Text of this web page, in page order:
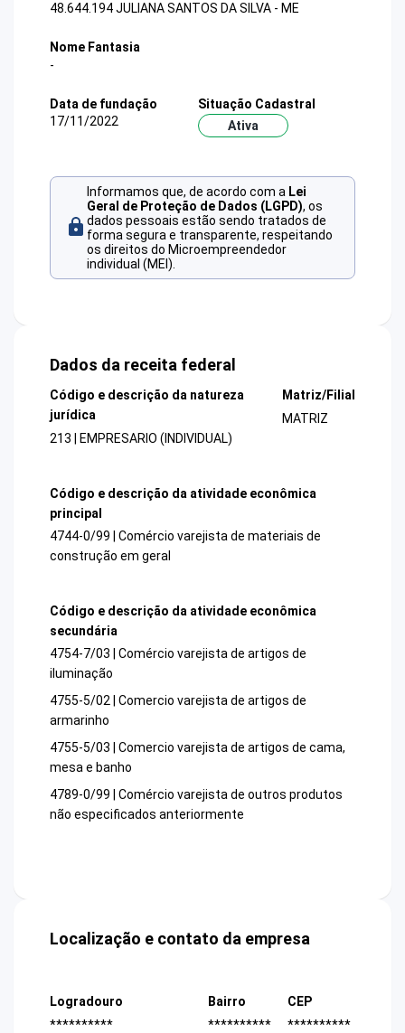
48.644.194 JULIANA SANTOS DA SILVA - ME
Nome Fantasia
-
Data de fundação
17/11/2022
Situação Cadastral
Ativa
Informamos que, de acordo com a Lei
Geral de Proteção de Dados (LGPD), os
dados pessoais estão sendo tratados de
forma segura e transparente, respeitando
os direitos do Microempreendedor
individual (MEI).
Dados da receita federal
Código e descrição da natureza
jurídica
213 | EMPRESARIO (INDIVIDUAL)
Matriz/Filial
MATRIZ
Código e descrição da atividade econômica
principal
4744-0/99 | Comércio varejista de materiais de
construção em geral
Código e descrição da atividade econômica
secundária
4754-7/03 | Comércio varejista de artigos de
iluminação
4755-5/02 | Comercio varejista de artigos de
armarinho
4755-5/03 | Comercio varejista de artigos de cama,
mesa e banho
4789-0/99 | Comércio varejista de outros produtos
não especificados anteriormente
Localização e contato da empresa
Logradouro
**********
Bairro
**********
CEP
**********